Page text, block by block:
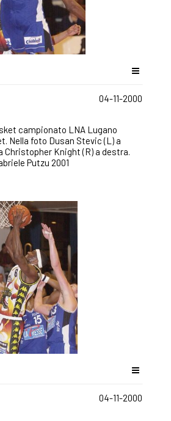
04-11-2000
campionato LNA Lugano
Nella foto Dusan Stevic (L) a
Knight (R) a destra.
Putzu 2001
04-11-2000